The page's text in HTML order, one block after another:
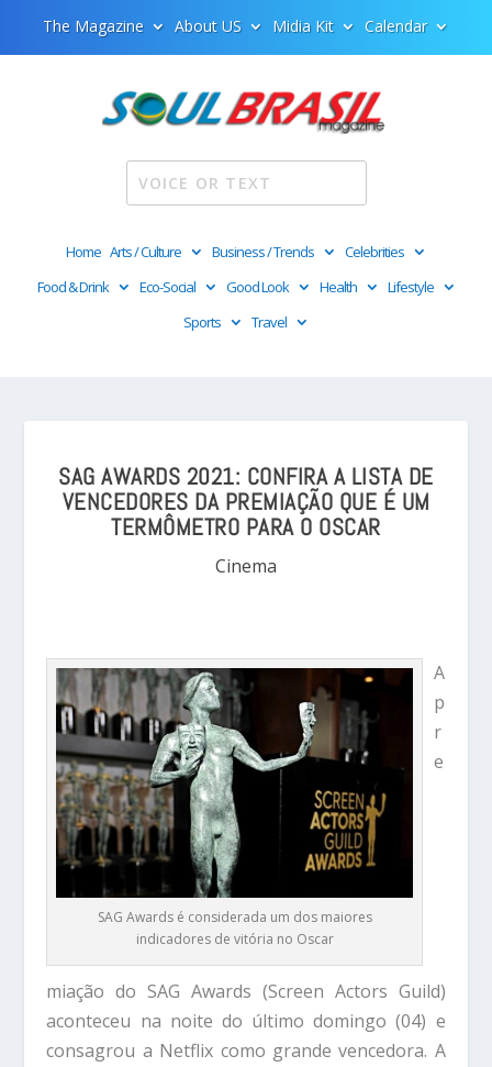
The Magazine About US Midia Kit Calendar
Home Arts / Culture Business / Trends
Celebrities
Food & Drink
Eco-Social Good Look Health
Lifestyle
Sports
Travel
SAG AWARDS 2021: CONFIRA A LISTA DE
VENCEDORES DA PREMIAÇÃO QUE É UM
TERMÔMETRO PARA O OSCAR
Cinema
SAG Awards é considerada um dos maiores
indicadores de vitória no Oscar
A
p
r
e
miação do SAG Awards (Screen Actors Guild)
aconteceu na noite do último domingo (04) e
consagrou a Netflix como grande vencedora. A